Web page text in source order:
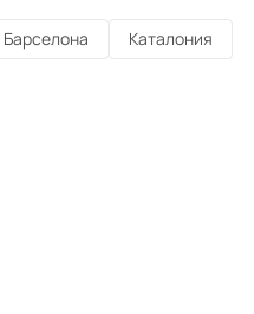
Барселона Каталония